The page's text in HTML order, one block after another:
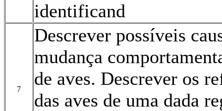
identificand
7
Descrever possíveis
mudança
de aves. Descrever os
das aves de uma dada